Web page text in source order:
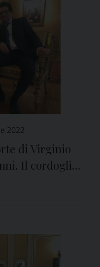
2022
di Virginio
Il cordoglio